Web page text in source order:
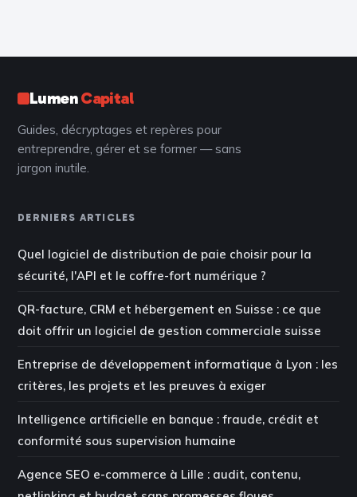
booster votre
LumenCapital
Guides, décryptages et repères pour
entreprendre, gérer et se former — sans
jargon inutile.
DERNIERS ARTICLES
Quel logiciel de distribution de paie choisir pour la
sécurité, l'API et le coffre-fort numérique ?
QR-facture, CRM et hébergement en Suisse : ce que
doit offrir un logiciel de gestion commerciale suisse
Entreprise de développement informatique à Lyon : les
critères, les projets et les preuves à exiger
Intelligence artificielle en banque : fraude, crédit et
conformité sous supervision humaine
Agence SEO e-commerce à Lille : audit, contenu,